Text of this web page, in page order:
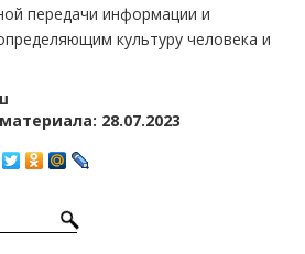
передачи информации и
культуру человека и
28.07.2023